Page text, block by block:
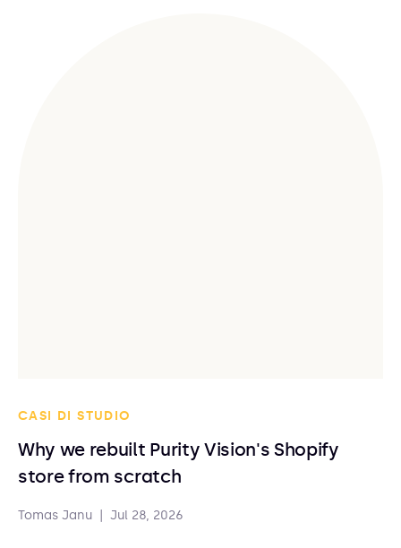
CASI DI STUDIO
Why we rebuilt Purity Vision's Shopify
store from scratch
Tomas Janu Jul 28, 2026